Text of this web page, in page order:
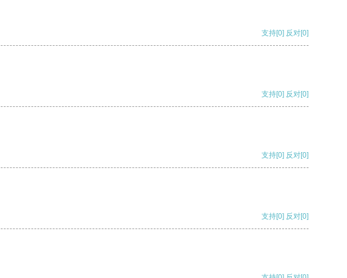
支持[0] 反对[0]
支持[0] 反对[0]
支持[0] 反对[0]
支持[0] 反对[0]